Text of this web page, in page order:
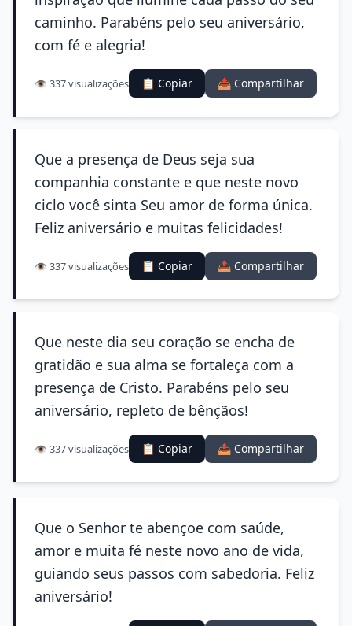
caminho. Parabéns pelo seu aniversário,
com fé e alegria!
👁️ 337 visualizações 📋 Copiar 📤 Compartilhar
Que a presença de Deus seja sua
companhia constante e que neste novo
ciclo você sinta Seu amor de forma única.
Feliz aniversário e muitas felicidades!
👁️ 337 visualizações 📋 Copiar 📤 Compartilhar
Que neste dia seu coração se encha de
gratidão e sua alma se fortaleça com a
presença de Cristo. Parabéns pelo seu
aniversário, repleto de bênçãos!
👁️ 337 visualizações 📋 Copiar 📤 Compartilhar
Que o Senhor te abençoe com saúde,
amor e muita fé neste novo ano de vida,
guiando seus passos com sabedoria. Feliz
aniversário!